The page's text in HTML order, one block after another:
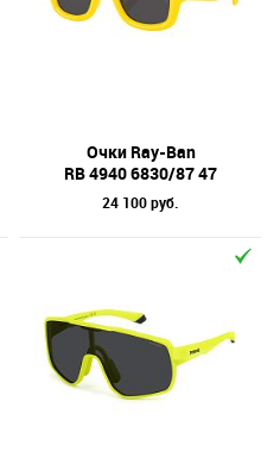
Очки Ray-Ban
RB 4940 6830/87 47
24 100 руб.